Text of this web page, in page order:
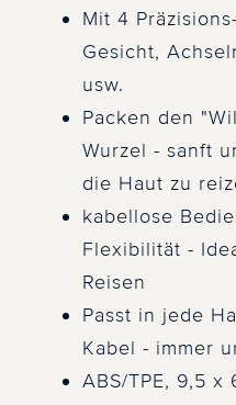
Mit 4
Gesicht,
usw.
Packen den
Wurzel - sanft
die Haut zu
kabellose
Flexibilität -
Reisen
Passt in jede
Kabel - immer
ABS/TPE, 9,5 x